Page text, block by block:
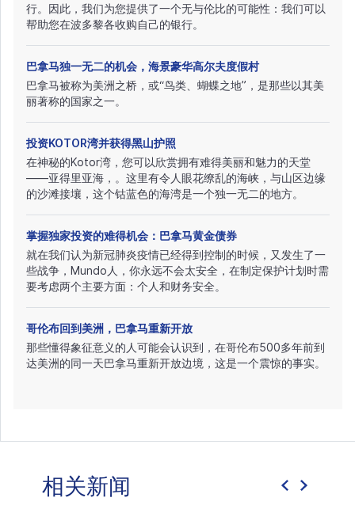
行。因此，我们为您提供了一个无与伦比的可能性：我们可以
帮助您在波多黎各收购自己的银行。
巴拿马独一无二的机会，海景豪华高尔夫度假村
巴拿马被称为美洲之桥，或“鸟类、蝴蝶之地”，是那些以其美
丽著称的国家之一。
投资KOTOR湾并获得黑山护照
在神秘的Kotor湾，您可以欣赏拥有难得美丽和魅力的天堂
——亚得里亚海，。这里有令人眼花缭乱的海峡，与山区边缘
的沙滩接壤，这个钴蓝色的海湾是一个独一无二的地方。
掌握独家投资的难得机会：巴拿马黄金债券
就在我们认为新冠肺炎疫情已经得到控制的时候，又发生了一
些战争，Mundo人，你永远不会太安全，在制定保护计划时需
要考虑两个主要方面：个人和财务安全。
哥伦布回到美洲，巴拿马重新开放
那些懂得象征意义的人可能会认识到，在哥伦布500多年前到
达美洲的同一天巴拿马重新开放边境，这是一个震惊的事实。
相关新闻